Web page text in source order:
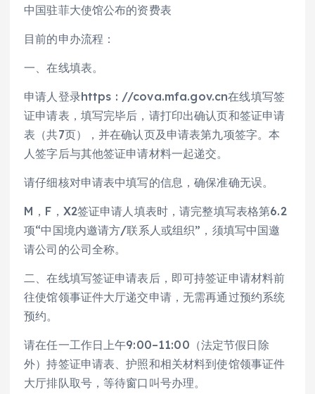
中国驻菲大使馆公布的资费表
目前的申办流程：
一、在线填表。
申请人登录https : //cova.mfa.gov.cn在线填写签
证申请表，填写完毕后，请打印出确认页和签证申请
表（共7页），并在确认页及申请表第九项签字。本
人签字后与其他签证申请材料一起递交。
请仔细核对申请表中填写的信息，确保准确无误。
M，F，X2签证申请人填表时，请完整填写表格第6.2
项“中国境内邀请方/联系人或组织”，须填写中国邀
请公司的公司全称。
二、在线填写签证申请表后，即可持签证申请材料前
往使馆领事证件大厅递交申请，无需再通过预约系统
预约。
请在任一工作日上午9:00–11:00（法定节假日除
外）持签证申请表、护照和相关材料到使馆领事证件
大厅排队取号，等待窗口叫号办理。